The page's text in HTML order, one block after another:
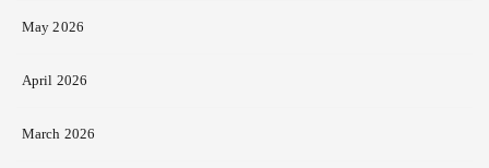
May 2026
April 2026
March 2026